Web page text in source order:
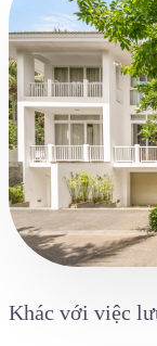
Khác với việc